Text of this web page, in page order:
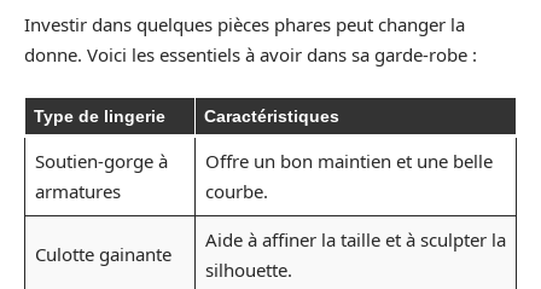
Investir dans quelques pièces phares peut changer la
donne. Voici les essentiels à avoir dans sa garde-robe :
Type de lingerie Caractéristiques
Soutien-gorge à
armatures
Offre un bon maintien et une belle
courbe.
Culotte gainante
Aide à affiner la taille et à sculpter la
silhouette.